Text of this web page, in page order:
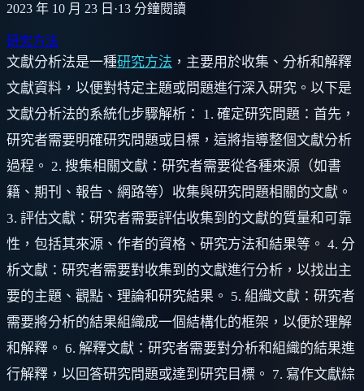
2023 年 10 月 23 日 ·13 分鐘閱讀
研究方法
文獻分析法是一種研究方法 ，主要用於收集、分析和解釋
文獻資料，以便對特定主題或問題進行深入研究。以下是
文獻分析法的系統化步驟解析： 1. 確定研究問題：首先，
研究者需要明確研究問題或目標，這將指導整個文獻分析
過程。 2. 搜集相關文獻：研究者需要從各種來源（如書
籍、期刊、報告、網路等）收集與研究問題相關的文獻。
3. 評估文獻：研究者需要評估收集到的文獻的質量和可靠
性，包括其來源、作者的資格、研究方法和結果等。 4. 分
析文獻：研究者需要對收集到的文獻進行分析，以找出主
要的主題、觀點、理論和研究結果。 5. 組織文獻：研究者
需要將分析的結果組織成一個結構化的框架，以便於理解
和解釋。 6. 解釋文獻：研究者需要對分析和組織的結果進
行解釋，以回答研究問題或達到研究目標。 7. 寫作文獻綜